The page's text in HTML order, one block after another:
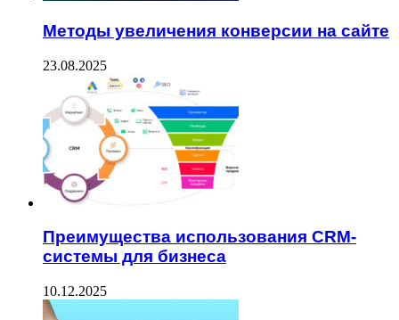
Методы увеличения конверсии на сайте
23.08.2025
Преимущества использования CRM-
системы для бизнеса
10.12.2025